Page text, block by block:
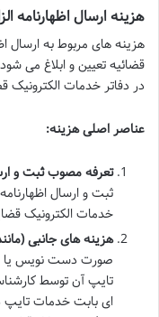
هزینه ارسال اظهارنامه
هزینه های مربوط به ارسال
قضائیه تعیین و ابلاغ می
در دفاتر خدمات الکترونیک
عناصر اصلی هزینه:
تعرفه مصوب ثبت و
ثبت و ارسال
خدمات الکترونیک
هزینه های جانبی
صورت دست نویس یا
تایپ آن توسط
ای بابت خدمات تایپ